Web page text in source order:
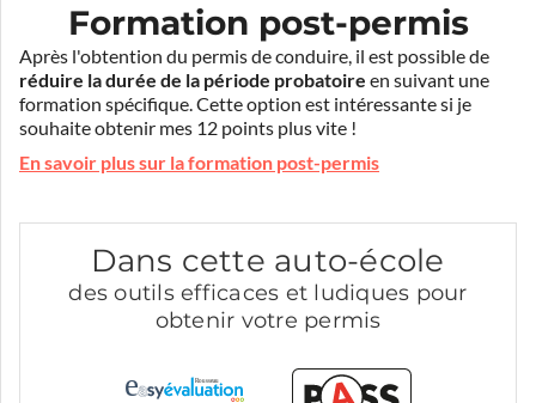
Formation post-permis
Après l'obtention du permis de conduire, il est possible de
réduire la durée de la période probatoire en suivant une
formation spécifique. Cette option est intéressante si je
souhaite obtenir mes 12 points plus vite !
En savoir plus sur la formation post-permis
Dans cette auto-école
des outils efficaces et ludiques pour
obtenir votre permis